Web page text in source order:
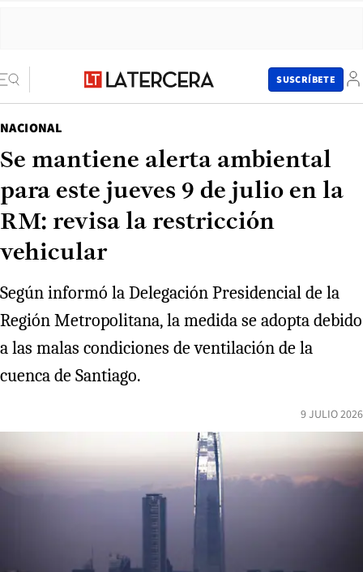
SUSCRÍBETE
NACIONAL
Se mantiene alerta ambiental
para este jueves 9 de julio en la
RM: revisa la restricción
vehicular
Según informó la Delegación Presidencial de la
Región Metropolitana, la medida se adopta debido
a las malas condiciones de ventilación de la
cuenca de Santiago.
9 JULIO 2026